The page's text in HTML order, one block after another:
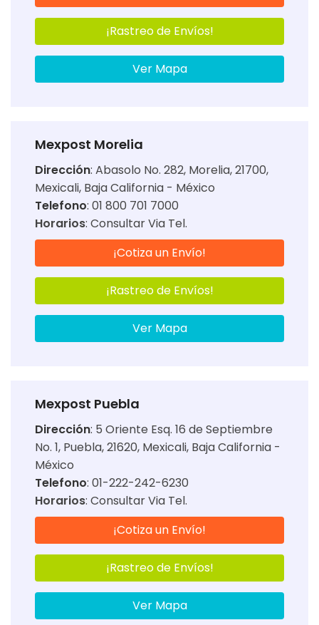
¡Rastreo de Envíos!
Ver Mapa
Mexpost Morelia
Dirección: Abasolo No. 282, Morelia, 21700,
Mexicali, Baja California - México
Telefono: 01 800 701 7000
Horarios: Consultar Via Tel.
¡Cotiza un Envío!
¡Rastreo de Envíos!
Ver Mapa
Mexpost Puebla
Dirección: 5 Oriente Esq. 16 de Septiembre
No. 1, Puebla, 21620, Mexicali, Baja California -
México
Telefono: 01-222-242-6230
Horarios: Consultar Via Tel.
¡Cotiza un Envío!
¡Rastreo de Envíos!
Ver Mapa